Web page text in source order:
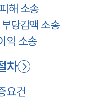
해 소송
당감액 소송
익 소송
차
요건